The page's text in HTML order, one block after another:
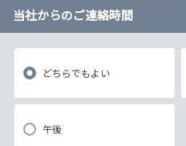
当社からのご連絡時間
どちらでもよい
午後